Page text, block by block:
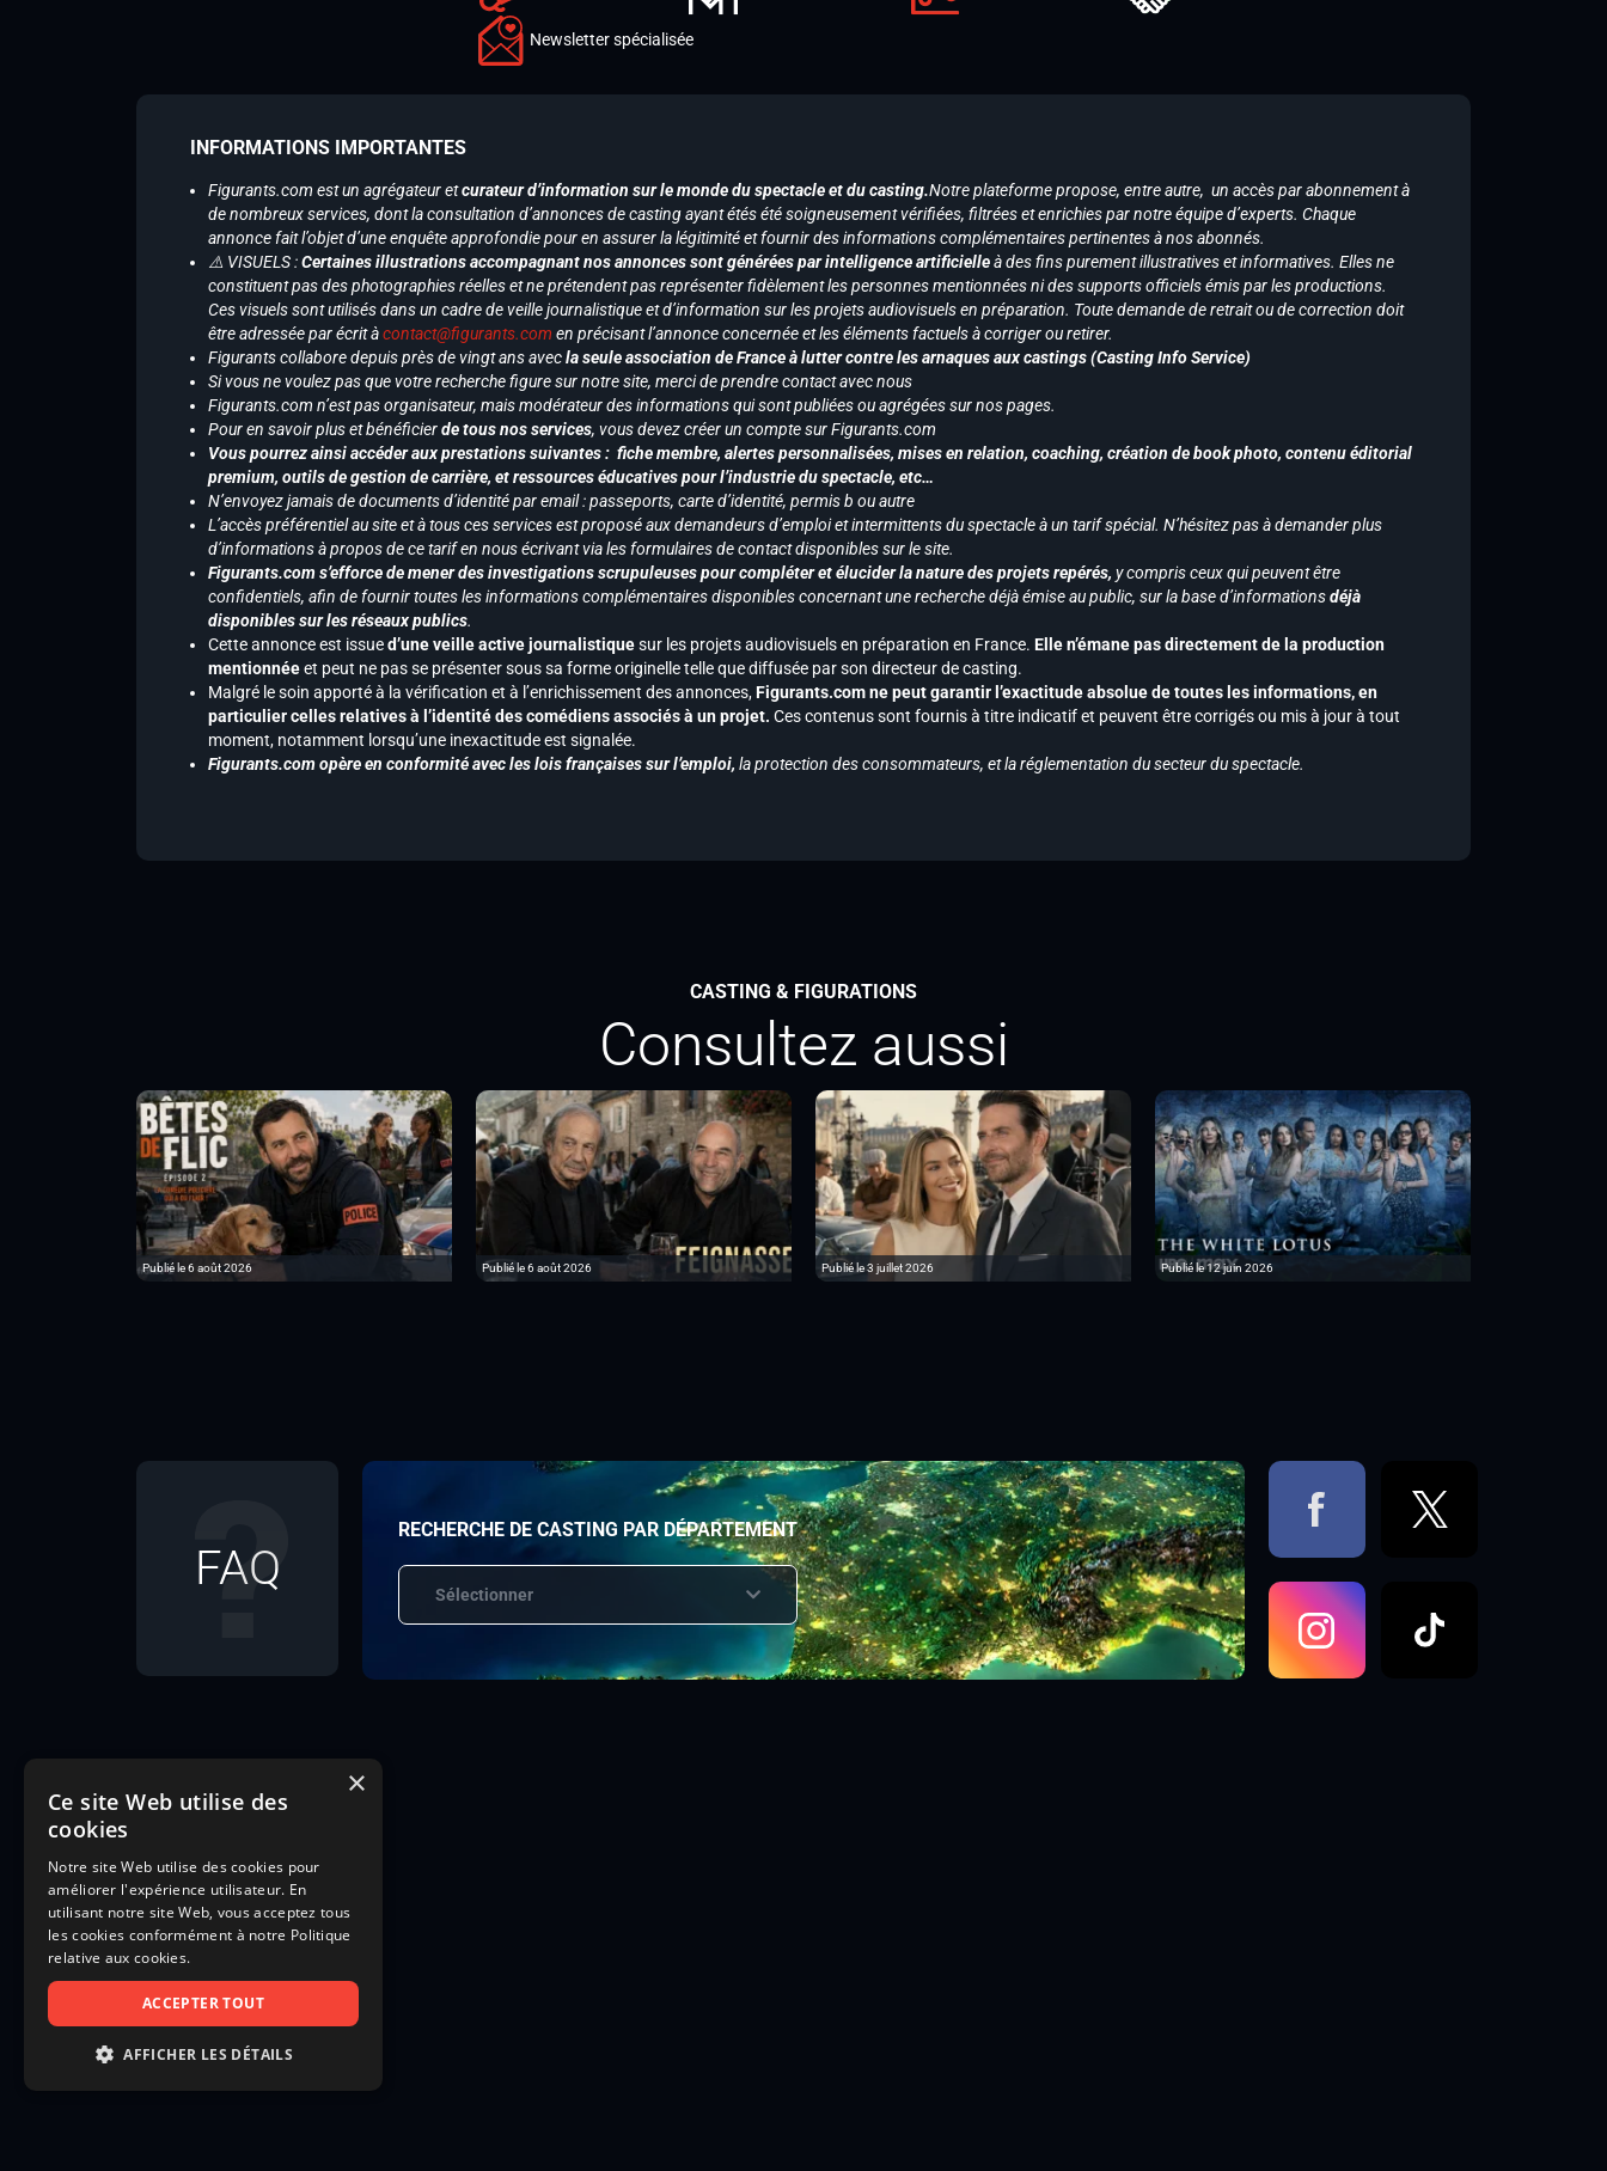
Newsletter spécialisée
INFORMATIONS IMPORTANTES
Figurants.com est un agrégateur etcurateur d’information sur le monde du spectacle et du casting.Notre plateforme propose, entre autre, un accès par abonnement à
de nombreux services, dont la consultation d’annonces de casting ayant étés été soigneusement vérifiées, filtrées et enrichies par notre équipe d’experts. Chaque
annonce fait l’objet d’une enquête approfondie pour en assurer la légitimité et fournir des informations complémentaires pertinentes à nos abonnés.
⚠️ VISUELS :Certaines illustrations accompagnant nos annonces sont générées par intelligence artificielleà des fins purement illustratives et informatives. Elles ne
constituent pas des photographies réelles et ne prétendent pas représenter fidèlement les personnes mentionnées ni des supports officiels émis par les productions.
Ces visuels sont utilisés dans un cadre de veille journalistique et d’information sur les projets audiovisuels en préparation. Toute demande de retrait ou de correction doit
être adressée par écrit àcontact@figurants.com en précisant l’annonce concernée et les éléments factuels à corriger ou retirer.
Figurants collabore depuis près de vingt ans avecla seule association de France à lutter contre les arnaques aux castings (Casting Info Service)
Si vous ne voulez pas que votre recherche figure sur notre site, merci de prendre contact avec nous
Figurants.com n’est pas organisateur, mais modérateur des informations qui sont publiées ou agrégées sur nos pages.
Pour en savoir plus et bénéficierde tous nos services, vous devez créer un compte sur Figurants.com
Vous pourrez ainsi accéder aux prestations suivantes : fiche membre, alertes personnalisées, mises en relation, coaching, création de book photo, contenu éditorial
premium, outils de gestion de carrière, et ressources éducatives pour l’industrie du spectacle, etc…
N’envoyez jamais de documents d’identité par email : passeports, carte d’identité, permis b ou autre
L’accès préférentiel au site et à tous ces services est proposé aux demandeurs d’emploi et intermittents du spectacle à un tarif spécial. N’hésitez pas à demander plus
d’informations à propos de ce tarif en nous écrivant via les formulaires de contact disponibles sur le site.
Figurants.com s’efforce de mener des investigations scrupuleuses pour compléter et élucider la nature des projets repérés, y compris ceux qui peuvent être
confidentiels, afin de fournir toutes les informations complémentaires disponibles concernant une recherche déjà émise au public, sur la base d’informationsdéjà
disponibles sur les réseaux publics.
Cette annonce est issued’une veille active journalistiquesur les projets audiovisuels en préparation en France. Elle n’émane pas directement de la production
mentionnéeet peut ne pas se présenter sous sa forme originelle telle que diffusée par son directeur de casting.
Malgré le soin apporté à la vérification et à l’enrichissement des annonces,Figurants.com ne peut garantir l’exactitude absolue de toutes les informations, en
particulier celles relatives à l’identité des comédiens associés à un projet. Ces contenus sont fournis à titre indicatif et peuvent être corrigés ou mis à jour à tout
moment, notamment lorsqu’une inexactitude est signalée.
Figurants.com opère en conformité avec les lois françaises sur l’emploi, la protection des consommateurs, et la réglementation du secteur du spectacle.
CASTING & FIGURATIONS
Consultez aussi
Publié le 6 août 2026 Publié le 6 août 2026 Publié le 3 juillet 2026 Publié le 12 juin 2026
FAQ
RECHERCHE DE CASTING PAR DÉPARTEMENT
Sélectionner
×
Ce site Web utilise des
cookies
Notre site Web utilise des cookies pour
améliorer l'expérience utilisateur. En
utilisant notre site Web, vous acceptez tous
les cookies conformément à notre Politique
relative aux cookies.
ACCEPTER TOUT
AFFICHER LES DÉTAILS